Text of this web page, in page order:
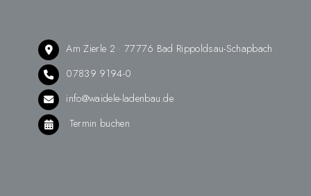
Am Zierle 2 · 77776 Bad Rippoldsau-Schapbach
07839 9194-0
info@waidele-ladenbau.de
Termin buchen